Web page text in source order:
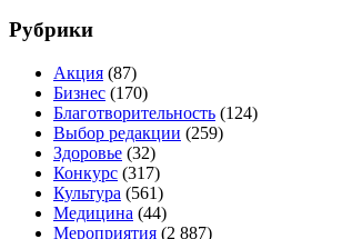
Рубрики
Акция (87)
Бизнес (170)
Благотворительность (124)
Выбор редакции (259)
Здоровье (32)
Конкурс (317)
Культура (561)
Медицина (44)
Мероприятия (2 887)